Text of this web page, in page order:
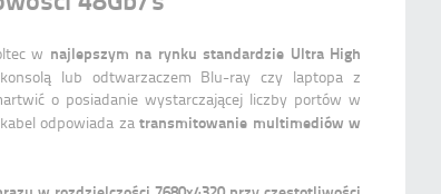
w najlepszym na rynku standardzie Ultra High
lub odtwarzaczem Blu-ray czy laptopa z
o posiadanie wystarczającej liczby portów w
odpowiada zatransmitowanie multimediów w